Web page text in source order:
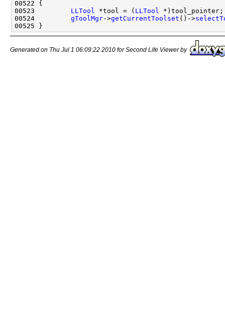
00523 LLTool *tool = ( LLTool
00524 gToolMgr->getCurrentToolset ()->
Generated on Thu Jul 1 06:09:22 2010 for Second Life Viewer by